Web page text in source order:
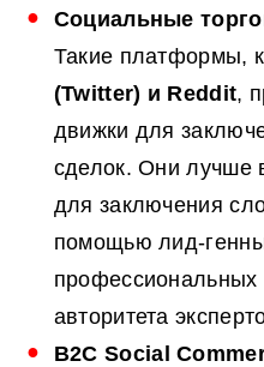
Социальные
Такие платформы,
(Twitter) и Reddit,
движки для
сделок. Они лучше
для заключения
помощью лид-
профессиональных
авторитета
B2C Social